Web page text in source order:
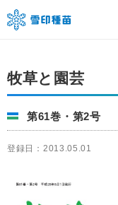
牧草と園芸
第61巻・第2号
登録日：2013.05.01